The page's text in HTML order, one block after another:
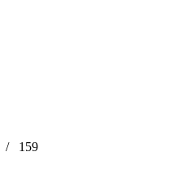
/ 159